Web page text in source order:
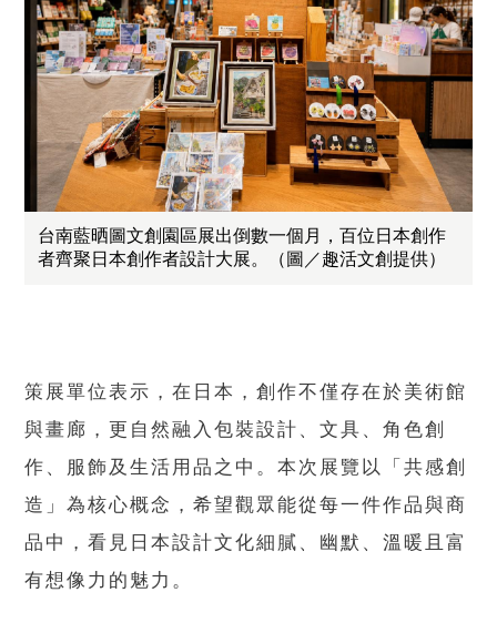
台南藍晒圖文創園區展出倒數一個月，百位日本創作
者齊聚日本創作者設計大展。（圖／趣活文創提供）
策展單位表示，在日本，創作不僅存在於美術館
與畫廊，更自然融入包裝設計、文具、角色創
作、服飾及生活用品之中。本次展覽以「共感創
造」為核心概念，希望觀眾能從每一件作品與商
品中，看見日本設計文化細膩、幽默、溫暖且富
有想像力的魅力。